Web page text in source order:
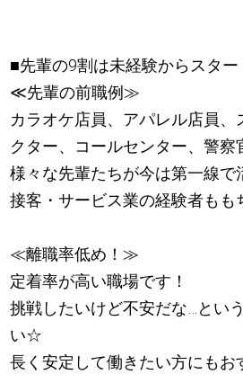
■先輩の9割は未経験からスター
≪先輩の前職例≫
カラオケ店員、アパレル店員、
クター、コールセンター、警察
様々な先輩たちが今は第一線で
接客・サービス業の経験者もも
≪離職率低め！≫
定着率が高い職場です！
挑戦したいけど不安だな…とい
い☆
長く安定して働きたい方にもお